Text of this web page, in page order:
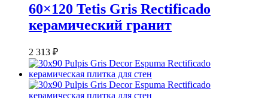
60×120 Tetis Gris Rectificado
керамический гранит
2 313 ₽